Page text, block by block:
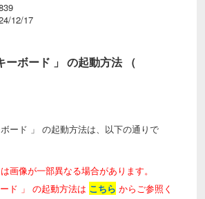
12/17
ーボード 」 の起動方法 （
ボード 」 の起動方法は、以下の通りで
画像が一部異なる場合があります。
ド 」 の起動方法は こちら からご参照く